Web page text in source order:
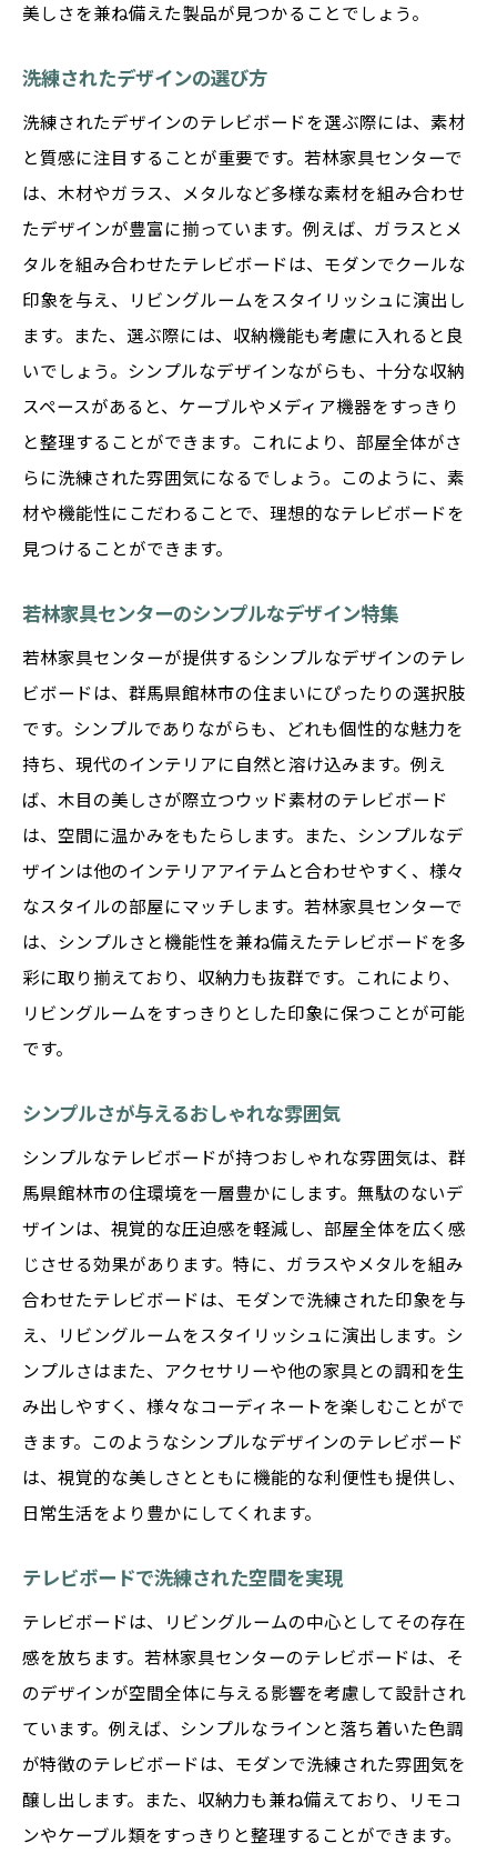
美しさを兼ね備えた製品が見つかることでしょう。
洗練されたデザインの選び方
洗練されたデザインのテレビボードを選ぶ際には、素材
と質感に注目することが重要です。若林家具センターで
は、木材やガラス、メタルなど多様な素材を組み合わせ
たデザインが豊富に揃っています。例えば、ガラスとメ
タルを組み合わせたテレビボードは、モダンでクールな
印象を与え、リビングルームをスタイリッシュに演出し
ます。また、選ぶ際には、収納機能も考慮に入れると良
いでしょう。シンプルなデザインながらも、十分な収納
スペースがあると、ケーブルやメディア機器をすっきり
と整理することができます。これにより、部屋全体がさ
らに洗練された雰囲気になるでしょう。このように、素
材や機能性にこだわることで、理想的なテレビボードを
見つけることができます。
若林家具センターのシンプルなデザイン特集
若林家具センターが提供するシンプルなデザインのテレ
ビボードは、群馬県館林市の住まいにぴったりの選択肢
です。シンプルでありながらも、どれも個性的な魅力を
持ち、現代のインテリアに自然と溶け込みます。例え
ば、木目の美しさが際立つウッド素材のテレビボード
は、空間に温かみをもたらします。また、シンプルなデ
ザインは他のインテリアアイテムと合わせやすく、様々
なスタイルの部屋にマッチします。若林家具センターで
は、シンプルさと機能性を兼ね備えたテレビボードを多
彩に取り揃えており、収納力も抜群です。これにより、
リビングルームをすっきりとした印象に保つことが可能
です。
シンプルさが与えるおしゃれな雰囲気
シンプルなテレビボードが持つおしゃれな雰囲気は、群
馬県館林市の住環境を一層豊かにします。無駄のないデ
ザインは、視覚的な圧迫感を軽減し、部屋全体を広く感
じさせる効果があります。特に、ガラスやメタルを組み
合わせたテレビボードは、モダンで洗練された印象を与
え、リビングルームをスタイリッシュに演出します。シ
ンプルさはまた、アクセサリーや他の家具との調和を生
み出しやすく、様々なコーディネートを楽しむことがで
きます。このようなシンプルなデザインのテレビボード
は、視覚的な美しさとともに機能的な利便性も提供し、
日常生活をより豊かにしてくれます。
テレビボードで洗練された空間を実現
テレビボードは、リビングルームの中心としてその存在
感を放ちます。若林家具センターのテレビボードは、そ
のデザインが空間全体に与える影響を考慮して設計され
ています。例えば、シンプルなラインと落ち着いた色調
が特徴のテレビボードは、モダンで洗練された雰囲気を
醸し出します。また、収納力も兼ね備えており、リモコ
ンやケーブル類をすっきりと整理することができます。